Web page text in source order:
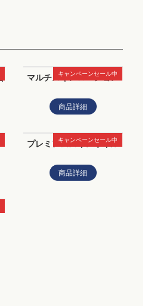
キャンペーンセール中
マルチスキンローション
商品詳細
キャンペーンセール中
プレミアムスキンオイル
商品詳細